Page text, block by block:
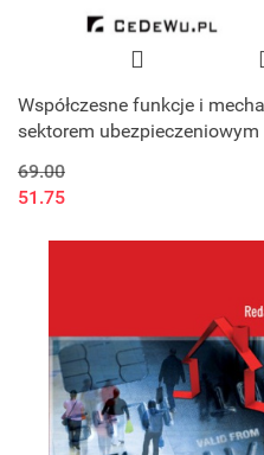
Współczesne funkcje i
sektorem
69.00
51.75